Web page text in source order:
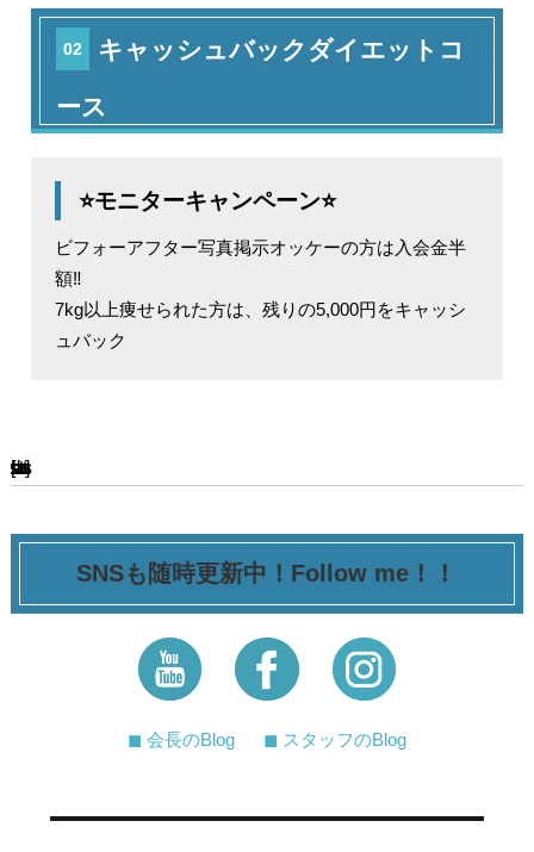
02 キャッシュバックダイエットコ
ース
⭐モニターキャンペーン⭐
ビフォーアフター写真掲示オッケーの方は入会金半
額‼️
7kg以上痩せられた方は、残りの5,000円をキャッシ
ュバック
[ssba-buttons]
SNSも随時更新中！Follow me！！
◼︎ 会長のBlog ◼︎ スタッフのBlog